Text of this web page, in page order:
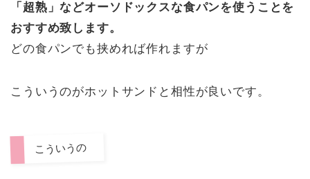
「超熟」などオーソドックスな食パンを使うことを
おすすめ致します。
どの食パンでも挟めれば作れますが
こういうのがホットサンドと相性が良いです。
こういうの